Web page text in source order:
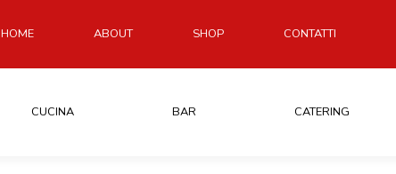
HOME ABOUT SHOP CONTATTI
CUCINA BAR CATERING